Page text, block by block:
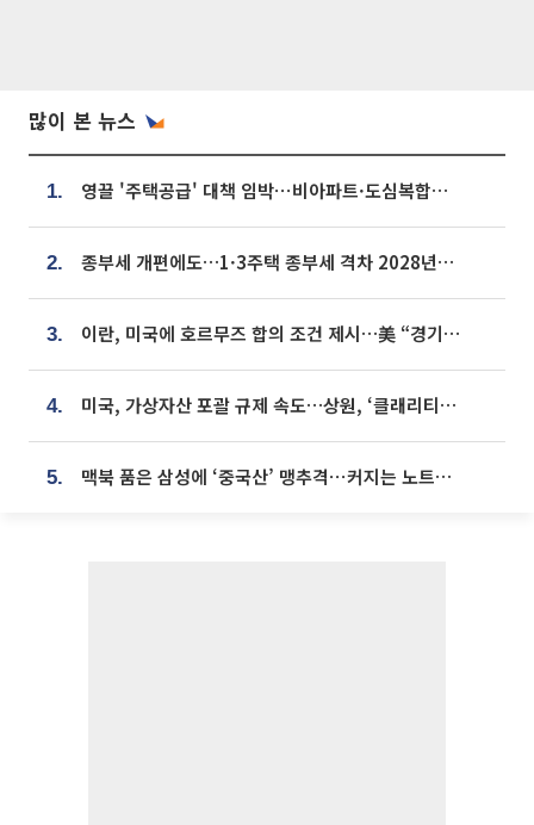
많이 본 뉴스
1. 영끌 '주택공급' 대책 임박⋯비아파트·도심복합까지 총동원
2. 종부세 개편에도…1·3주택 종부세 격차 2028년부터 확대
3. 이란, 미국에 호르무즈 합의 조건 제시…美 “경기 아직 안 끝나” [종합]
4. 미국, 가상자산 포괄 규제 속도…상원, ‘클래리티법’ 9월 절차투표 추진
5. 맥북 품은 삼성에 ‘중국산’ 맹추격⋯커지는 노트북 OLED 시장